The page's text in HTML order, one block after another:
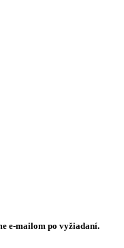
e-mailom po vyžiadaní.